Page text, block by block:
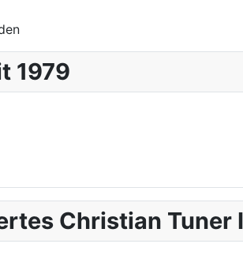
1979
Christian Tuner